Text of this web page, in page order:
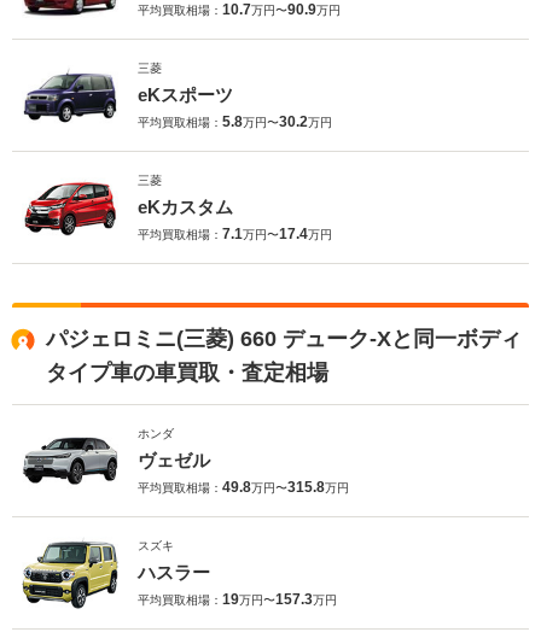
平均買取相場： 10.7万円〜90.9万円
三菱
eKスポーツ
平均買取相場： 5.8万円〜30.2万円
三菱
eKカスタム
平均買取相場： 7.1万円〜17.4万円
パジェロミニ(三菱) 660 デューク-Xと同一ボディ
タイプ車の車買取・査定相場
ホンダ
ヴェゼル
平均買取相場： 49.8万円〜315.8万円
スズキ
ハスラー
平均買取相場： 19万円〜157.3万円